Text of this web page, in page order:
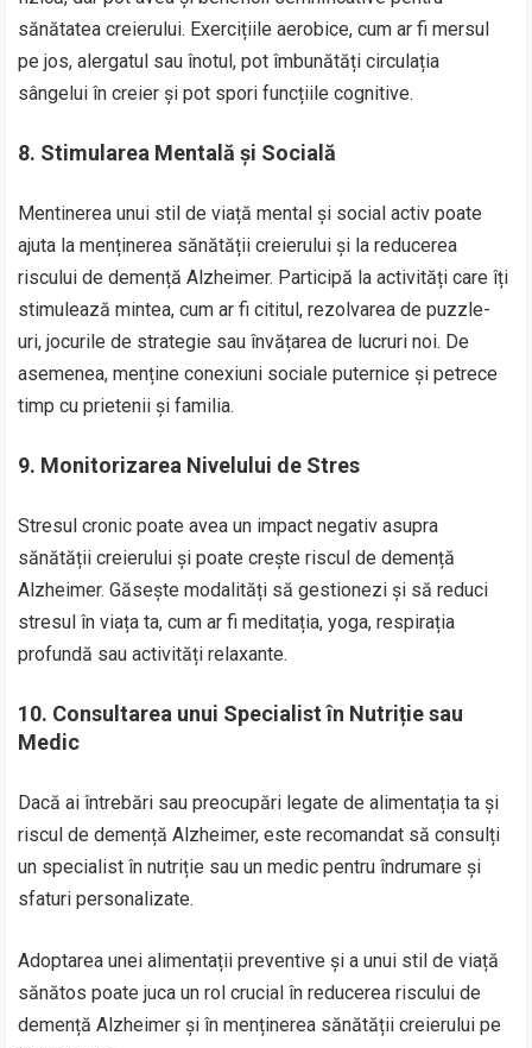
sănătatea creierului. Exercițiile aerobice, cum ar fi mersul
pe jos, alergatul sau înotul, pot îmbunătăți circulația
sângelui în creier și pot spori funcțiile cognitive.
8. Stimularea Mentală și Socială
Mentinerea unui stil de viață mental și social activ poate
ajuta la menținerea sănătății creierului și la reducerea
riscului de demență Alzheimer. Participă la activități care îți
stimulează mintea, cum ar fi cititul, rezolvarea de puzzle-
uri, jocurile de strategie sau învățarea de lucruri noi. De
asemenea, menține conexiuni sociale puternice și petrece
timp cu prietenii și familia.
9. Monitorizarea Nivelului de Stres
Stresul cronic poate avea un impact negativ asupra
sănătății creierului și poate crește riscul de demență
Alzheimer. Găsește modalități să gestionezi și să reduci
stresul în viața ta, cum ar fi meditația, yoga, respirația
profundă sau activități relaxante.
10. Consultarea unui Specialist în Nutriție sau
Medic
Dacă ai întrebări sau preocupări legate de alimentația ta și
riscul de demență Alzheimer, este recomandat să consulți
un specialist în nutriție sau un medic pentru îndrumare și
sfaturi personalizate.
Adoptarea unei alimentații preventive și a unui stil de viață
sănătos poate juca un rol crucial în reducerea riscului de
demență Alzheimer și în menținerea sănătății creierului pe